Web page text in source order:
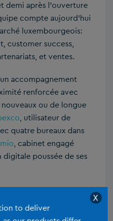
demi après l’ouverture
compte aujourd’hui
luxembourgeois:
customer success,
et ventes.
accompagnement
renforcée avec
ou de longue
, utilisateur de
quatre bureaux dans
, cabinet engagé
poussée de ses
anglais, avec toutes
accessibles sans
X
to deliver